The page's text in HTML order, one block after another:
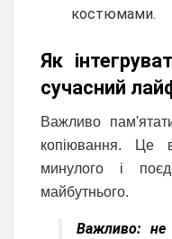
костюмами.
Як
сучасний
Важливо
копіювання. Це
минулого і
майбутнього.
Важливо: не